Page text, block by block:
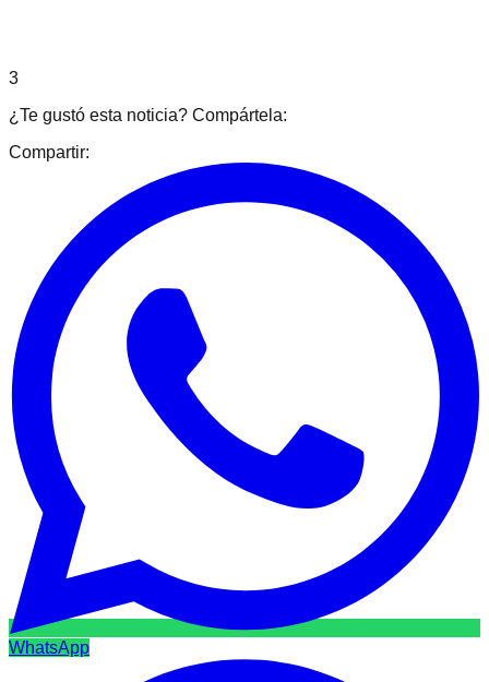
3
¿Te gustó esta noticia? Compártela:
Compartir:
WhatsApp